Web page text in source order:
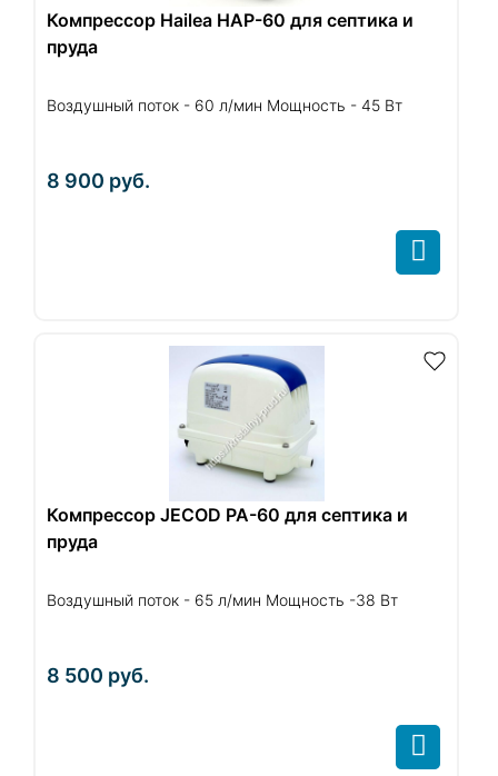
Компрессор Hailea HAP-60 для септика и
пруда
Воздушный поток - 60 л/мин Мощность - 45 Вт
8 900 руб.
Компрессор JECOD PA-60 для септика и
пруда
Воздушный поток - 65 л/мин Мощность -38 Вт
8 500 руб.